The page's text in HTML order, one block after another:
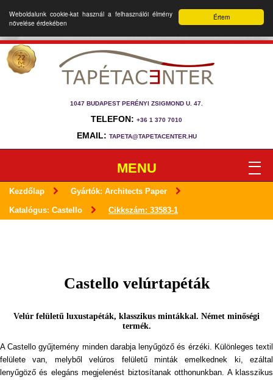
Értem
Weboldalunk cookie-kat használ a felhasználói élmény
növelése érdekében
1047 BUDAPEST PERÉNYI ZSIGMOND U. 47.
TELEFON: +36 1 370 7010
EMAIL: TAPETA@TAPETACENTER.HU
MENU
Kezdőlap Gyártók: Architects Paper
Katalógus: Castello Cikkszám: 33583-1
Castello velúrtapéták
Velúr felületű luxustapéták, klasszikus mintákkal. Német minőségi
termék.
A Castello gyűjtemény minden darabja lenyűgöző és érzéki. Különleges textil
felülete van, melyből velúros felületű minták emelkednek ki, ezáltal
lenyűgöző és elegáns megjelenést biztosítanak otthonunkban. A klasszikus